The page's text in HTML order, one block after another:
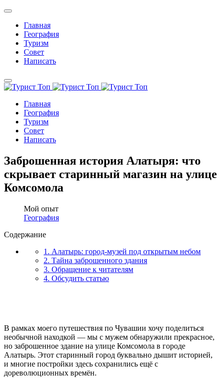
Главная
География
Туризм
Совет
Написать
Главная
География
Туризм
Совет
Написать
Заброшенная история Алатыря: что
скрывает старинный магазин на улице
Комсомола
Мой опыт
География
Содержание
1. Алатырь: город-музей под открытым небом
2. Тайна заброшенного здания
3. Обращение к читателям
4. Обсудить статью
В рамках моего путешествия по Чувашии хочу поделиться
необычной находкой — мы с мужем обнаружили прекрасное,
но заброшенное здание на улице Комсомола в городе
Алатырь. Этот старинный город буквально дышит историей,
и многие постройки здесь сохранились ещё с
дореволюционных времён.